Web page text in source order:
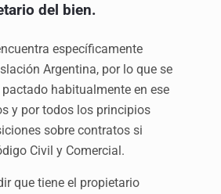
del bien.
específicamente
Argentina, por lo que se
habitualmente en ese
y por todos los principios
sobre contratos si
Civil y Comercial.
que tiene el propietario